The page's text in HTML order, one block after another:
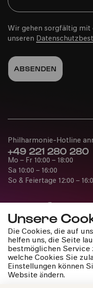
Unsere
Die Cookies, die auf
helfen uns, die Seite
bestmöglichen Service
welche Cookies Sie
Einstellungen können
Website ändern.
Wir gehen sorgfältig mit
unseren
Presse
Jobs
News
Kontakt
Widerruf einreichen
Philharmonie-Hotline
+49 221 280 280
Mo – Fr 10:00 – 18:00
Sa 10:00 – 16:00
So & Feiertage 12:00 –